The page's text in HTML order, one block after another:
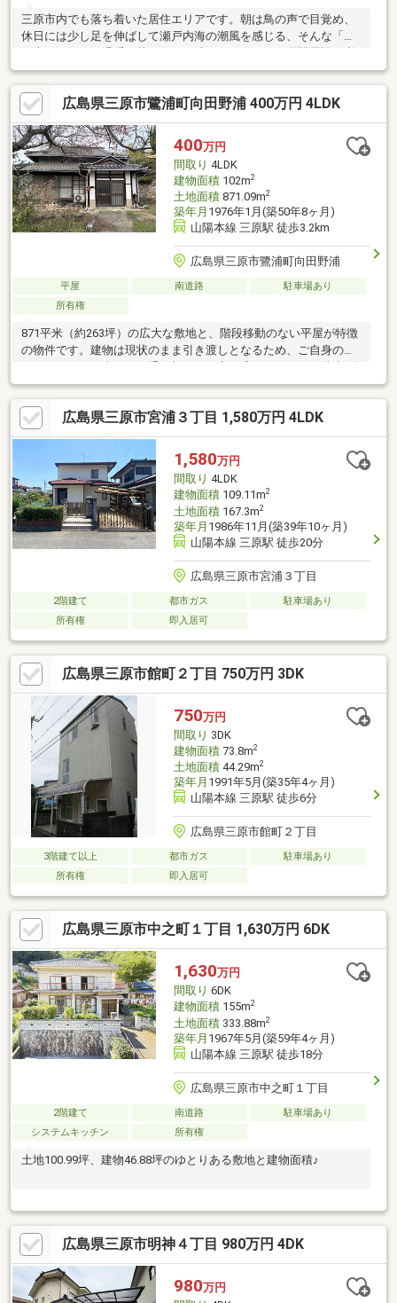
三原市内でも落ち着いた居住エリアです。朝は鳥の声で目覚め、
休日には少し足を伸ばして瀬戸内海の潮風を感じる、そんな「瀬
便性を日常使いしながら、住
広島県三原市鷺浦町向田野浦 400万円 4LDK
400万円
間取り 4LDK
建物面積102m2
土地面積871.09m2
築年月 1976年1月(築50年8ヶ月)
山陽本線 三原駅 徒歩3.2km
広島県三原市鷺浦町向田野浦
平屋 南道路
駐車場あり
所有権
871平米（約263坪）の広大な敷地と、階段移動のない平屋が特徴
の物件です。建物は現状のまま引き渡しとなるため、ご自身のラ
で海辺へ、徒歩5分
広島県三原市宮浦３丁目 1,580万円 4LDK
1,580万円
間取り 4LDK
建物面積109.11m2
土地面積167.3m2
築年月 1986年11月(築39年10ヶ月)
山陽本線 三原駅 徒歩20分
広島県三原市宮浦３丁目
2階建て 都市ガス
駐車場あり
所有権
即入居可
広島県三原市館町２丁目 750万円 3DK
750万円
間取り 3DK
建物面積73.8m2
土地面積44.29m2
築年月 1991年5月(築35年4ヶ月)
山陽本線 三原駅 徒歩6分
広島県三原市館町２丁目
3階建て以上 都市ガス
駐車場あり
所有権
即入居可
広島県三原市中之町１丁目 1,630万円 6DK
1,630万円
間取り 6DK
建物面積155m2
土地面積333.88m2
築年月 1967年5月(築59年4ヶ月)
山陽本線 三原駅 徒歩18分
広島県三原市中之町１丁目
2階建て 南道路
駐車場あり
システムキッチン
所有権
土地100.99坪、建物46.88坪のゆとりある敷地と建物面積♪
広島県三原市明神４丁目 980万円 4DK
980万円